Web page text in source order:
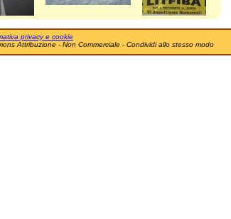
privacy e cookie
Attribuzione - Non Commerciale - Condividi allo stesso modo